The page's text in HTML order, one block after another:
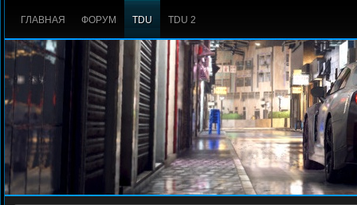
ГЛАВНАЯ ФОРУМ TDU TDU 2